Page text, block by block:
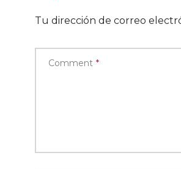
Tu dirección de correo
Comment *